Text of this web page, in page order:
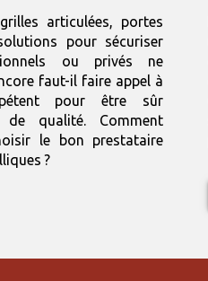
articulées, portes
pour sécuriser
ou privés ne
faut-il faire appel à
pour être sûr
qualité. Comment
le bon prestataire
?